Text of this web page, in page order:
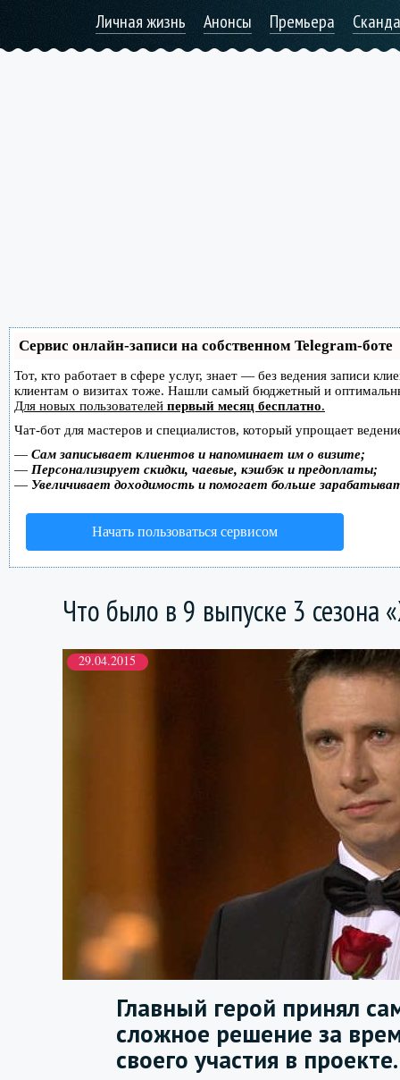
Личная жизнь Анонсы Премьера
Сервис онлайн-записи на собственном Telegram-боте
Тот, кто работает в сфере услуг, знает — без ведения записи
клиентам о визитах тоже. Нашли самый бюджетный и
Для новых пользователей первый месяц бесплатно.
Чат-бот для мастеров и специалистов, который упрощает
— Сам записывает клиентов и напоминает им о визите;
— Персонализирует скидки, чаевые, кэшбэк и предоплаты;
— Увеличивает доходимость и помогает больше
Начать пользоваться сервисом
Что было в 9 выпуске 3 сезона
29.04.2015
Главный герой принял
сложное решение за
своего участия в проекте.